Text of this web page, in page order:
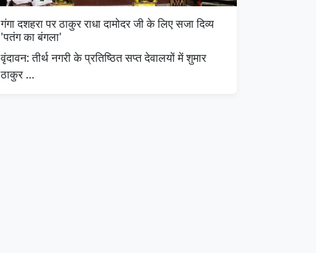
गंगा दशहरा पर ठाकुर राधा दामोदर जी के लिए सजा दिव्य
'पतंग का बंगला'
​वृंदावन: तीर्थ नगरी के प्रतिष्ठित सप्त देवालयों में शुमार
ठाकुर …